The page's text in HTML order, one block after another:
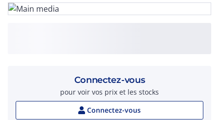
Connectez-vous
pour voir vos prix et les stocks
Connectez-vous